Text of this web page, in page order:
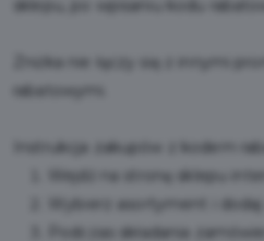
Zniżka nie łączy się z innymi
rabatowymi.
Instrukcja zakupów z kodem
Wejdź na stronę sklepu
Wybierz asortyment i dodaj
Podczas składania